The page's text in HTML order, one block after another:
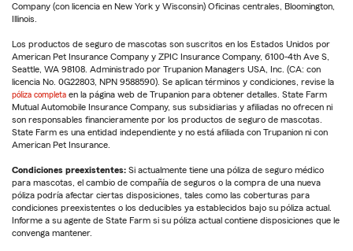
Company (con licencia en New York y Wisconsin) Oficinas centrales, Bloomington,
Illinois.
Los productos de seguro de mascotas son suscritos en los Estados Unidos por
American Pet Insurance Company y ZPIC Insurance Company, 6100-4th Ave S,
Seattle, WA 98108. Administrado por Trupanion Managers USA, Inc. (CA: con
licencia No. 0G22803, NPN 9588590). Se aplican términos y condiciones, revise la
póliza completa en la página web de Trupanion para obtener detalles. State Farm
Mutual Automobile Insurance Company, sus subsidiarias y afiliadas no ofrecen ni
son responsables financieramente por los productos de seguro de mascotas.
State Farm es una entidad independiente y no está afiliada con Trupanion ni con
American Pet Insurance.
Condiciones preexistentes: Si actualmente tiene una póliza de seguro médico
para mascotas, el cambio de compañía de seguros o la compra de una nueva
póliza podría afectar ciertas disposiciones, tales como las coberturas para
condiciones preexistentes o los deducibles ya establecidos bajo su póliza actual.
Informe a su agente de State Farm si su póliza actual contiene disposiciones que le
convenga mantener.